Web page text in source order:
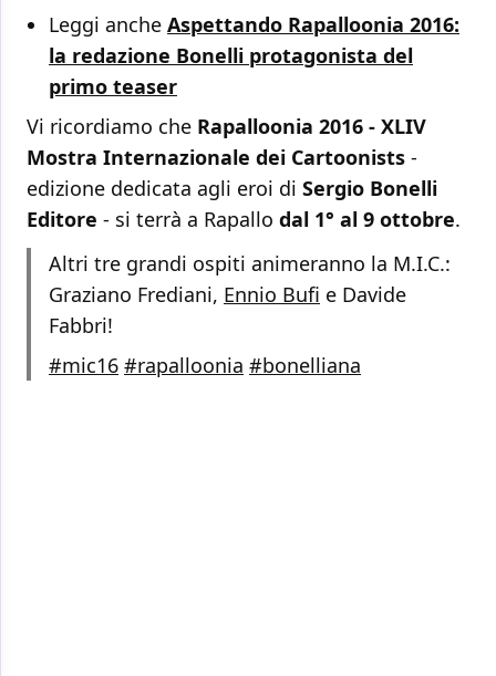
Leggi anche Aspettando Rapalloonia 2016:
la redazione Bonelli protagonista del
primo teaser
Vi ricordiamo che Rapalloonia 2016 - XLIV
Mostra Internazionale dei Cartoonists -
edizione dedicata agli eroi di Sergio Bonelli
Editore - si terrà a Rapallo dal 1° al 9 ottobre.
Altri tre grandi ospiti animeranno la M.I.C.:
Graziano Frediani, Ennio Bufi e Davide
Fabbri!
#mic16 #rapalloonia #bonelliana